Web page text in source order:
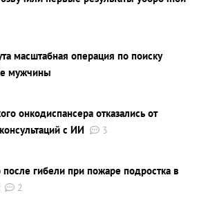
масштабная операция по поиску
мужчины
онкодиспансера отказались от
с ИИ
3
гибели при пожаре подростка в
2